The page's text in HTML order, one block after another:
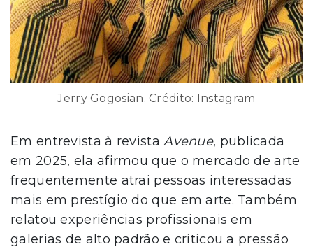
Jerry Gogosian. Crédito: Instagram
Em entrevista à revistaAvenue, publicada
em 2025, ela afirmou que o mercado de arte
frequentemente atrai pessoas interessadas
mais em prestígio do que em arte. Também
relatou experiências profissionais em
galerias de alto padrão e criticou a pressão